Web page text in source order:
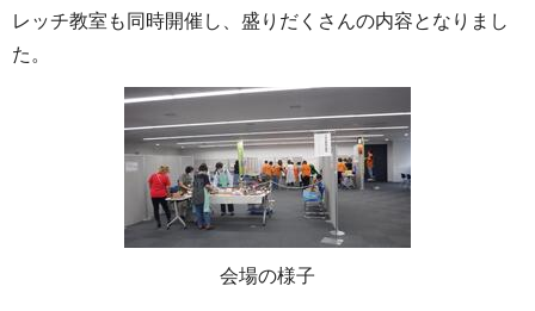
レッチ教室も同時開催し、盛りだくさんの内容となりまし
た。
会場の様子